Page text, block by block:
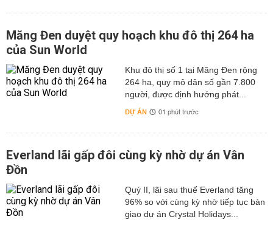
Măng Đen duyệt quy hoạch khu đô thị 264 ha
của Sun World
Khu đô thị số 1 tại Măng Đen rộng
264 ha, quy mô dân số gần 7.800
người, được định hướng phát...
DỰ ÁN 01 phút trước
Everland lãi gấp đôi cùng kỳ nhờ dự án Vân
Đồn
Quý II, lãi sau thuế Everland tăng
96% so với cùng kỳ nhờ tiếp tục bàn
giao dự án Crystal Holidays...